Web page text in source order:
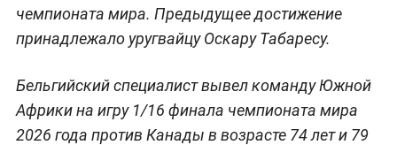
чемпионата мира. Предыдущее достижение
принадлежало уругвайцу Оскару Табаресу.
Бельгийский специалист вывел команду Южной
Африки на игру 1/16 финала чемпионата мира
2026 года против Канады в возрасте 74 лет и 79